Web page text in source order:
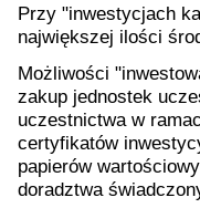
Przy "inwestycjach
największej ilości
Możliwości
zakup jednostek
uczestnictwa w
certyfikatów
papierów
doradztwa